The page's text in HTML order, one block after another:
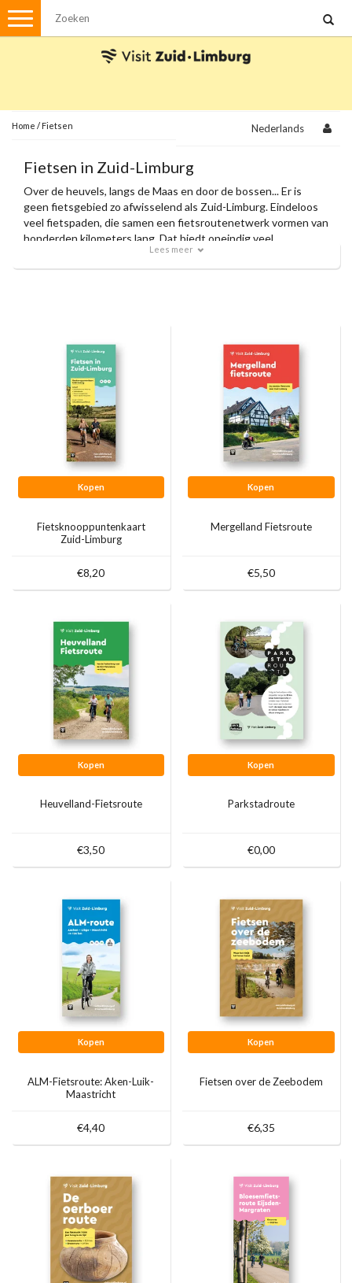
Menu
Met de auto
Visvergunningen
Brochures en kaarten
Plattegronden
Uit de streek
Ansichtkaarten
Home / Fietsen Nederlands
Fietsen in Zuid-Limburg
Over de heuvels, langs de Maas en door de bossen... Er is
geen fietsgebied zo afwisselend als Zuid-Limburg. Eindeloos
veel fietspaden, die samen een fietsroutenetwerk vormen van
honderden kilometers lang. Dat biedt oneindig veel
fietsplezier voor de recreatieve fietser, de wielrenner en de
mountainbiker.
Lees meer
Kopen
Fietsknooppuntenkaart
Zuid-Limburg
€8,20
Kopen
Mergelland Fietsroute
€5,50
Kopen
Heuvelland-Fietsroute
€3,50
Kopen
Parkstadroute
€0,00
Kopen
ALM-Fietsroute: Aken-Luik-
Maastricht
€4,40
Kopen
Fietsen over de Zeebodem
€6,35